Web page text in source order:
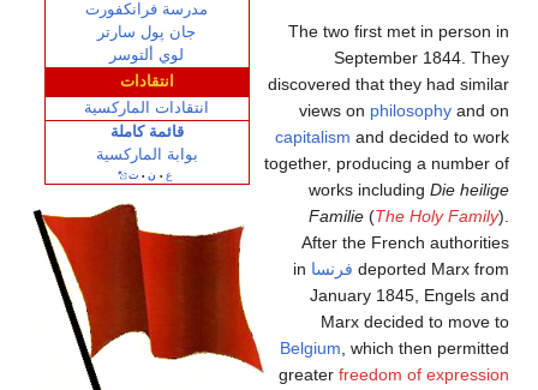
مدرسة فرانكفورت
جان پول سارتر
لوي ألتوسر
انتقادات
انتقادات الماركسية
قائمة كاملة
بوابة الماركسية
ع • ن • ت
The two first met in person in
September 1844. They
discovered that they had similar
views on philosophy and on
capitalism and decided to work
together, producing a number of
works including Die heilige
Familie (The Holy Family).
After the French authorities
deported Marx from فرنسا in
January 1845, Engels and
Marx decided to move to
Belgium, which then permitted
greater freedom of expression